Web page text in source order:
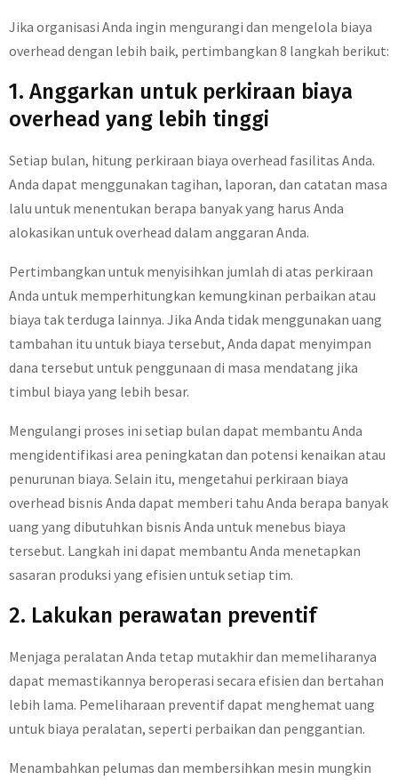
Jika organisasi Anda ingin mengurangi dan mengelola biaya
overhead dengan lebih baik, pertimbangkan 8 langkah berikut:
1. Anggarkan untuk perkiraan biaya
overhead yang lebih tinggi
Setiap bulan, hitung perkiraan biaya overhead fasilitas Anda.
Anda dapat menggunakan tagihan, laporan, dan catatan masa
lalu untuk menentukan berapa banyak yang harus Anda
alokasikan untuk overhead dalam anggaran Anda.
Pertimbangkan untuk menyisihkan jumlah di atas perkiraan
Anda untuk memperhitungkan kemungkinan perbaikan atau
biaya tak terduga lainnya. Jika Anda tidak menggunakan uang
tambahan itu untuk biaya tersebut, Anda dapat menyimpan
dana tersebut untuk penggunaan di masa mendatang jika
timbul biaya yang lebih besar.
Mengulangi proses ini setiap bulan dapat membantu Anda
mengidentifikasi area peningkatan dan potensi kenaikan atau
penurunan biaya. Selain itu, mengetahui perkiraan biaya
overhead bisnis Anda dapat memberi tahu Anda berapa banyak
uang yang dibutuhkan bisnis Anda untuk menebus biaya
tersebut. Langkah ini dapat membantu Anda menetapkan
sasaran produksi yang efisien untuk setiap tim.
2. Lakukan perawatan preventif
Menjaga peralatan Anda tetap mutakhir dan memeliharanya
dapat memastikannya beroperasi secara efisien dan bertahan
lebih lama. Pemeliharaan preventif dapat menghemat uang
untuk biaya peralatan, seperti perbaikan dan penggantian.
Menambahkan pelumas dan membersihkan mesin mungkin